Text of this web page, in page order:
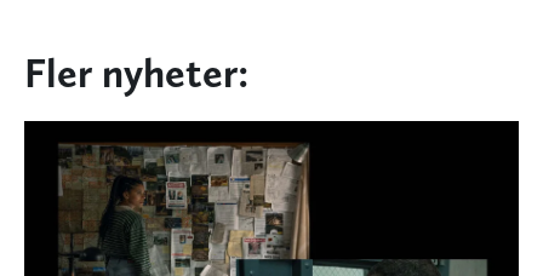
Fler nyheter: